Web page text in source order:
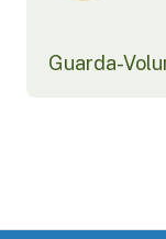
Guarda-